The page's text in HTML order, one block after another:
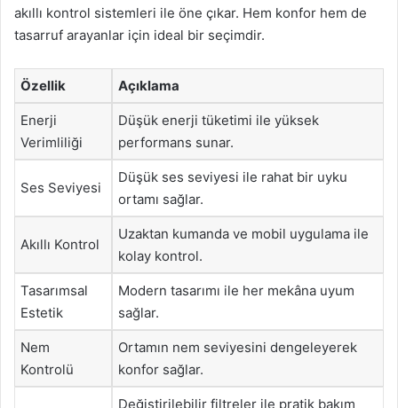
akıllı kontrol sistemleri ile öne çıkar. Hem konfor hem de
tasarruf arayanlar için ideal bir seçimdir.
Özellik Açıklama
Enerji
Verimliliği
Düşük enerji tüketimi ile yüksek
performans sunar.
Ses Seviyesi
Düşük ses seviyesi ile rahat bir uyku
ortamı sağlar.
Akıllı Kontrol
Uzaktan kumanda ve mobil uygulama ile
kolay kontrol.
Tasarımsal
Estetik
Modern tasarımı ile her mekâna uyum
sağlar.
Nem
Kontrolü
Ortamın nem seviyesini dengeleyerek
konfor sağlar.
Değiştirilebilir filtreler ile pratik bakım